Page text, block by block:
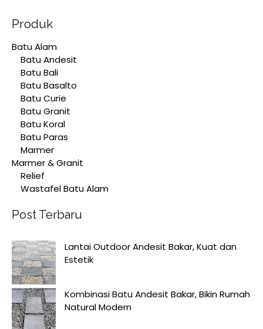
Produk
Batu Alam
Batu Andesit
Batu Bali
Batu Basalto
Batu Curie
Batu Granit
Batu Koral
Batu Paras
Marmer
Marmer & Granit
Relief
Wastafel Batu Alam
Post Terbaru
Lantai Outdoor Andesit Bakar, Kuat dan
Estetik
Kombinasi Batu Andesit Bakar, Bikin Rumah
Natural Modern